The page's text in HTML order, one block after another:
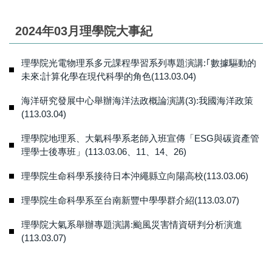
2024年03月理學院大事紀
理學院光電物理系多元課程學習系列專題演講:｢數據驅動的
未來:計算化學在現代科學的角色(113.03.04)
海洋研究發展中心舉辦海洋法政概論演講(3):我國海洋政策
(113.03.04)
理學院地理系、大氣科學系老師入班宣傳「ESG與碳資產管
理學士後專班」(113.03.06、11、14、26)
理學院生命科學系接待日本沖繩縣立向陽高校(113.03.06)
理學院生命科學系至台南新豐中學學群介紹(113.03.07)
理學院大氣系舉辦專題演講:颱風災害情資研判分析演進
(113.03.07)